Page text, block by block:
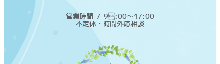
営業時間 / 9:00〜17:00
不定休・時間外応相談